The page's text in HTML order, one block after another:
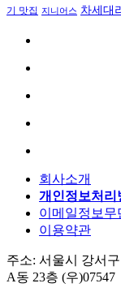
기 맛집 지니어스 차세대
회사소개
개인정보처리
이메일정보무
이용약관
주소: 서울시 강서
A동 23층 (우)07547